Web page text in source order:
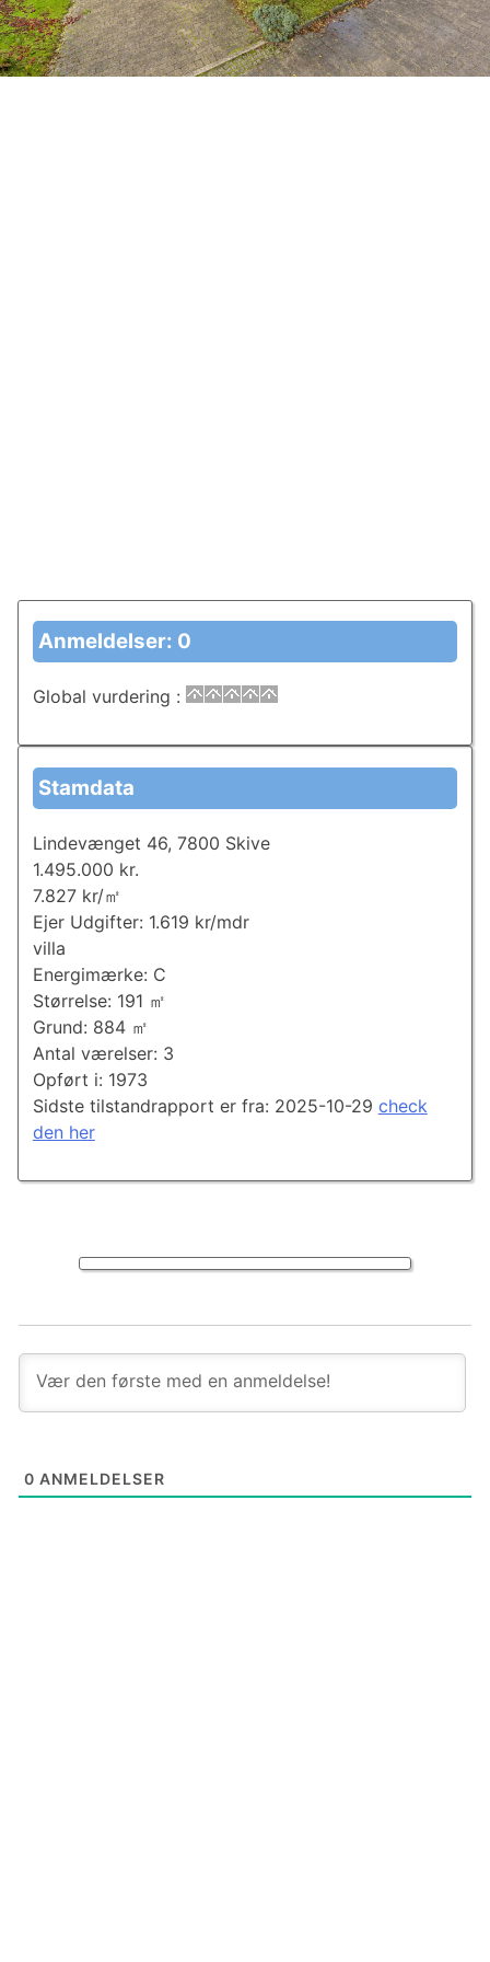
0 ANMELDELSER
Anmeldelser: 0
Global vurdering :
Stamdata
Lindevænget 46, 7800 Skive
1.495.000 kr.
7.827 kr/㎡
Ejer Udgifter: 1.619 kr/mdr
villa
Energimærke: C
Størrelse: 191 ㎡
Grund: 884 ㎡
Antal værelser: 3
Opført i: 1973
Sidste tilstandrapport er fra: 2025-10-29 check
den her